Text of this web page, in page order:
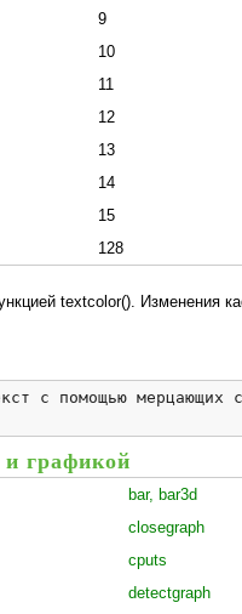
9
10
11
12
13
14
15
128
textcolor(). Изменения
с помощью мерцающих
графикой
bar, bar3d
closegraph
cputs
detectgraph